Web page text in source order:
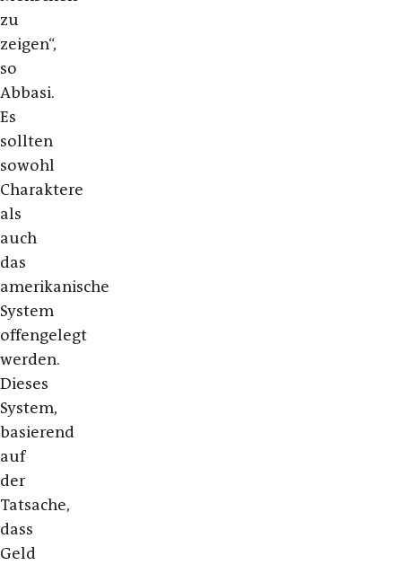
zu
zeigen“,
so
Abbasi.
Es
sollten
sowohl
Charaktere
als
auch
das
amerikanische
System
offengelegt
werden.
Dieses
System,
basierend
auf
der
Tatsache,
dass
Geld